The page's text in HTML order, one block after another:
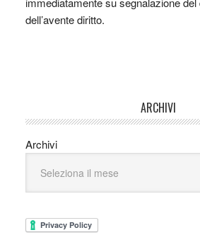
dell’avente diritto.
ARCHIVI
Archivi